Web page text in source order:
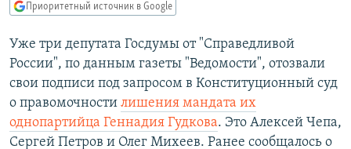
Вернутся
поиску
КАВКАЗ.РЕАЛИИ
СЕВЕР.РЕАЛИИ
СИБИРЬ.РЕАЛИИ
РАСПИСАНИЕ ВЕЩАНИЯ
ПОДПИШИТЕСЬ НА РАССЫЛКУ
Приоритетный источник в Google
Уже три депутата Госдумы от "Справедливой
России", по данным газеты "Ведомости", отозвали
свои подписи под запросом в Конституционный суд
о правомочности лишения мандата их
однопартийца Геннадия Гудкова. Это Алексей Чепа,
Сергей Петров и Олег Михеев. Ранее сообщалось о